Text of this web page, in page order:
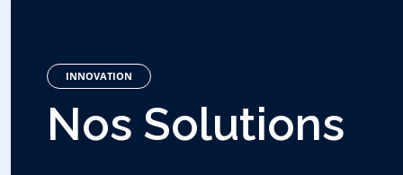
INNOVATION
Nos Solutions